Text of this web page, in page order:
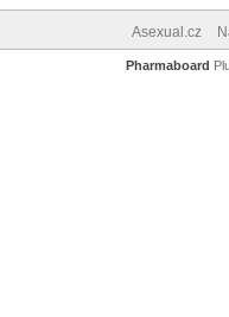
Asexual.cz
Pharmaboard